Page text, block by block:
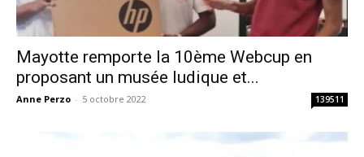
Mayotte remporte la 10ème Webcup en
proposant un musée ludique et...
Anne Perzo - 5 octobre 2022 139511